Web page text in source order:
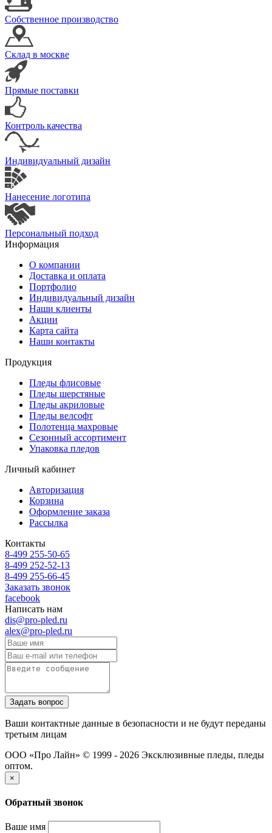
Собственное производство
Склад в москве
Прямые поставки
Контроль качества
Индивидуальный дизайн
Нанесение логотипа
Персональный подход
Информация
О компании
Доставка и оплата
Портфолио
Индивидуальный дизайн
Наши клиенты
Акции
Карта сайта
Наши контакты
Продукция
Пледы флисовые
Пледы шерстяные
Пледы акриловые
Пледы велсофт
Полотенца махровые
Сезонный ассортимент
Упаковка пледов
Личный кабинет
Авторизация
Корзина
Оформление заказа
Рассылка
Контакты
8-499 255-50-65
8-499 252-52-13
8-499 255-66-45
Заказать звонок
facebook
Написать нам
dis@pro-pled.ru
alex@pro-pled.ru
Ваши контактные данные в безопасности и не будут переданы
третьим лицам
ООО «Про Лайн» © 1999 - 2026 Эксклюзивные пледы, пледы
оптом.
×
Обратный звонок
Ваше имя